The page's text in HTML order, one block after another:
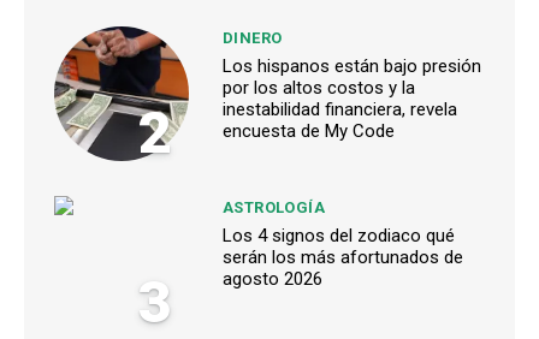
2
DINERO
Los hispanos están bajo presión
por los altos costos y la
inestabilidad financiera, revela
encuesta de My Code
3
ASTROLOGÍA
Los 4 signos del zodiaco qué
serán los más afortunados de
agosto 2026